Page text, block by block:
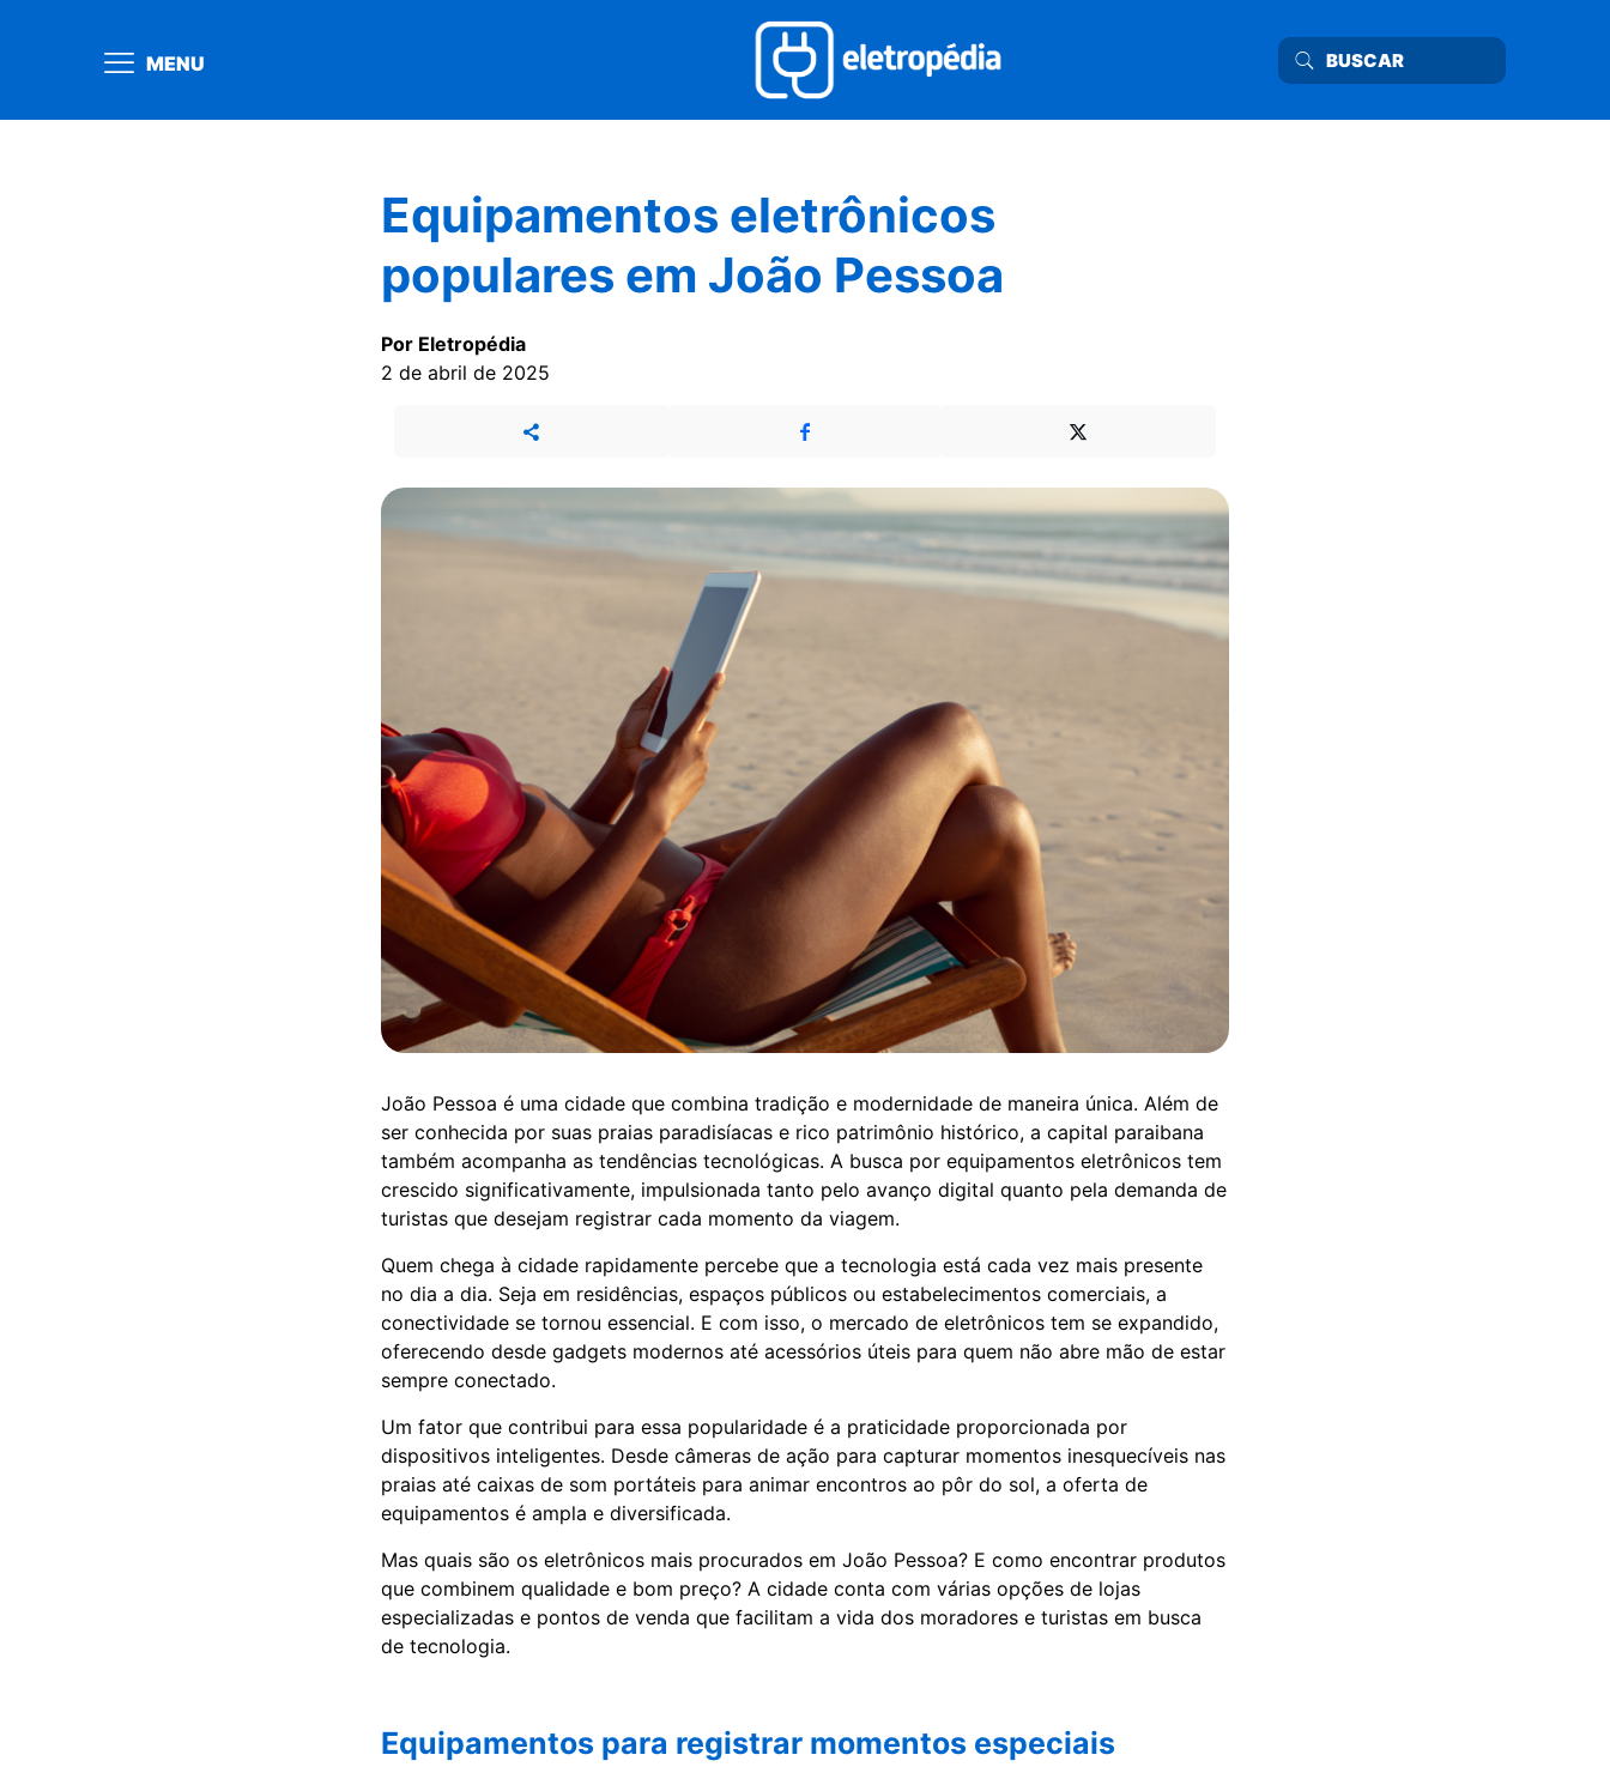
MENU
Equipamentos eletrônicos
populares em João Pessoa
Por Eletropédia
2 de abril de 2025
João Pessoa é uma cidade que combina tradição e modernidade de maneira única. Além de
ser conhecida por suas praias paradisíacas e rico patrimônio histórico, a capital paraibana
também acompanha as tendências tecnológicas. A busca por equipamentos eletrônicos tem
crescido significativamente, impulsionada tanto pelo avanço digital quanto pela demanda de
turistas que desejam registrar cada momento da viagem.
Quem chega à cidade rapidamente percebe que a tecnologia está cada vez mais presente
no dia a dia. Seja em residências, espaços públicos ou estabelecimentos comerciais, a
conectividade se tornou essencial. E com isso, o mercado de eletrônicos tem se expandido,
oferecendo desde gadgets modernos até acessórios úteis para quem não abre mão de estar
sempre conectado.
Um fator que contribui para essa popularidade é a praticidade proporcionada por
dispositivos inteligentes. Desde câmeras de ação para capturar momentos inesquecíveis nas
praias até caixas de som portáteis para animar encontros ao pôr do sol, a oferta de
equipamentos é ampla e diversificada.
Mas quais são os eletrônicos mais procurados em João Pessoa? E como encontrar produtos
que combinem qualidade e bom preço? A cidade conta com várias opções de lojas
especializadas e pontos de venda que facilitam a vida dos moradores e turistas em busca
de tecnologia.
Equipamentos para registrar momentos especiais